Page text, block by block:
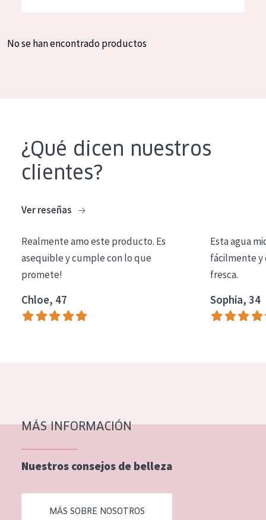
Crema de día
Crema de noche
Limpieza
COLECCIÓN
Essentials
Lift+
Piel normal y seca
Piel mixata o grasa
Piel madura
Piel expuesta al sol
Piel menopáusica
Spanish
No se han encontrado productos
¿Qué dicen nuestros
clientes?
Ver reseñas
Realmente amo este producto. Es
asequible y cumple con lo que
promete!
Chloe, 47
Esta agua
fácilmente y
fresca.
Sophia, 34
MÁS INFORMACIÓN
Nuestros consejos de belleza
MÁS SOBRE NOSOTROS